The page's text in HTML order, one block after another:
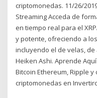
criptomonedas. 11/26/
Streaming Acceda de
en tiempo real para el
y potente, ofreciendo a
incluyendo el de velas,
Heiken Ashi. Aprende
Bitcoin Ethereum, Ripple
criptomonedas en